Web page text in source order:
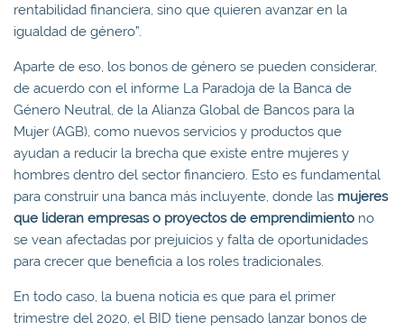
rentabilidad financiera, sino que quieren avanzar en la
igualdad de género”.
Aparte de eso, los bonos de género se pueden considerar,
de acuerdo con el informe La Paradoja de la Banca de
Género Neutral, de la Alianza Global de Bancos para la
Mujer (AGB), como nuevos servicios y productos que
ayudan a reducir la brecha que existe entre mujeres y
hombres dentro del sector financiero. Esto es fundamental
para construir una banca más incluyente, donde las mujeres
que lideran empresas o proyectos de emprendimiento no
se vean afectadas por prejuicios y falta de oportunidades
para crecer que beneficia a los roles tradicionales.
En todo caso, la buena noticia es que para el primer
trimestre del 2020, el BID tiene pensado lanzar bonos de